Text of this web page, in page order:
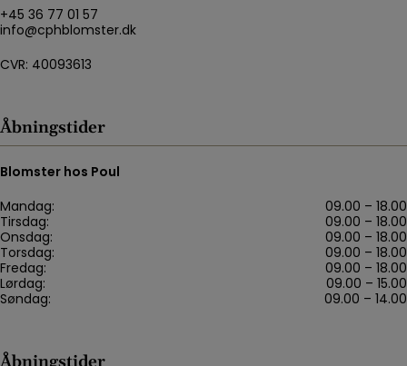
+45 36 77 01 57
info@cphblomster.dk
CVR: 40093613
Åbningstider
Blomster hos Poul
Mandag:
09.00 – 18.00
Tirsdag:
09.00 – 18.00
Onsdag:
09.00 – 18.00
Torsdag:
09.00 – 18.00
Fredag:
09.00 – 18.00
Lørdag:
09.00 – 15.00
Søndag:
09.00 – 14.00